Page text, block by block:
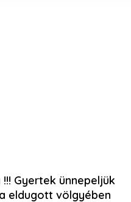
Gyertek ünnepeljük
eldugott völgyében